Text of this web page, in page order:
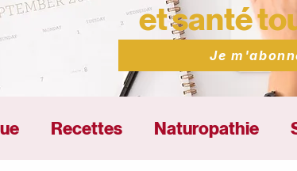
et santé
Je
Recettes Naturopathie